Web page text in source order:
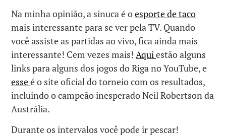
Na minha opinião, a sinuca é oesporte de taco
mais interessante para se ver pela TV. Quando
você assiste as partidas ao vivo, fica ainda mais
interessante! Cem vezes mais!Aquiestão alguns
links para alguns dos jogos do Riga no YouTube, e
esseé o site oficial do torneio com os resultados,
incluindo o campeão inesperado Neil Robertson da
Austrália.
Durante os intervalos você pode ir pescar!